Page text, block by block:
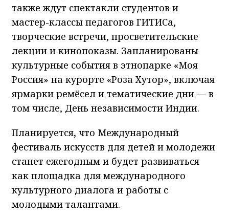
также ждут спектакли студентов и
мастер-классы педагогов ГИТИСа,
творческие встречи, просветительские
лекции и кинопоказы. Запланированы
культурные события в этнопарке «Моя
Россия» на курорте «Роза Хутор», включая
ярмарки ремёсел и тематические дни — в
том числе, День независимости Индии.
Планируется, что Международный
фестиваль искусств для детей и молодежи
станет ежегодным и будет развиваться
как площадка для международного
культурного диалога и работы с
молодыми талантами.